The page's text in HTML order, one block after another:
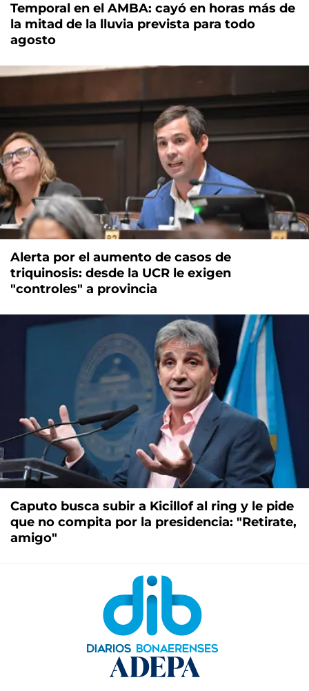
Temporal en el AMBA: cayó en horas más de
la mitad de la lluvia prevista para todo
agosto
Alerta por el aumento de casos de
triquinosis: desde la UCR le exigen
"controles" a provincia
Caputo busca subir a Kicillof al ring y le pide
que no compita por la presidencia: "Retirate,
amigo"